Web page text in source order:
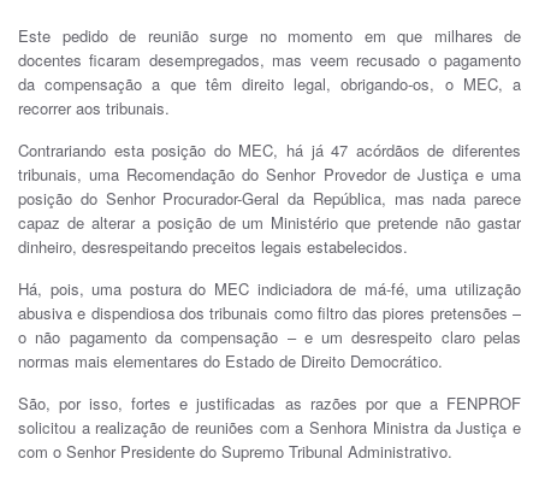
Este pedido de reunião surge no momento em que milhares de
docentes ficaram desempregados, mas veem recusado o pagamento
da compensação a que têm direito legal, obrigando-os, o MEC, a
recorrer aos tribunais.
Contrariando esta posição do MEC, há já 47 acórdãos de diferentes
tribunais, uma Recomendação do Senhor Provedor de Justiça e uma
posição do Senhor Procurador-Geral da República, mas nada parece
capaz de alterar a posição de um Ministério que pretende não gastar
dinheiro, desrespeitando preceitos legais estabelecidos.
Há, pois, uma postura do MEC indiciadora de má-fé, uma utilização
abusiva e dispendiosa dos tribunais como filtro das piores pretensões –
o não pagamento da compensação – e um desrespeito claro pelas
normas mais elementares do Estado de Direito Democrático.
São, por isso, fortes e justificadas as razões por que a FENPROF
solicitou a realização de reuniões com a Senhora Ministra da Justiça e
com o Senhor Presidente do Supremo Tribunal Administrativo.